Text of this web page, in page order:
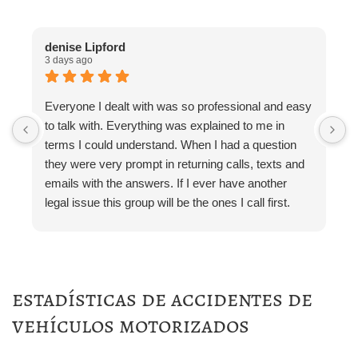
denise Lipford
3 days ago
Everyone I dealt with was so professional and easy
to talk with. Everything was explained to me in
terms I could understand. When I had a question
they were very prompt in returning calls, texts and
emails with the answers. If I ever have another
legal issue this group will be the ones I call first.
estadísticas de accidentes de
vehículos motorizados